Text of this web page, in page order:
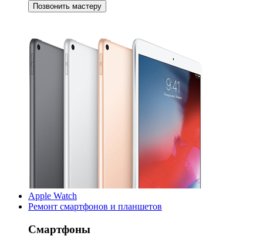
Позвонить мастеру
Apple Watch
Ремонт смартфонов и планшетов
Смартфоны